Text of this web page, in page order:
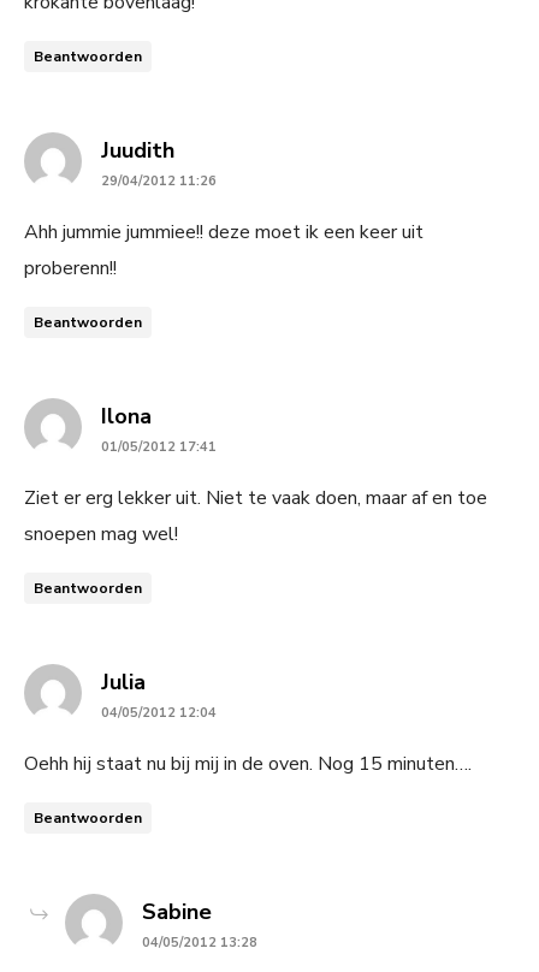
Beantwoorden
Juudithsays:
29/04/2012 11:26
Ahh jummie jummiee!! deze moet ik een keer uit
proberenn!!
Beantwoorden
Ilona
01/05/2012 17:41
Ziet er erg lekker uit. Niet te vaak doen, maar af en toe
snoepen mag wel!
Beantwoorden
Julia
04/05/2012 12:04
Oehh hij staat nu bij mij in de oven. Nog 15 minuten….
Beantwoorden
Sabinesays:
04/05/2012 13:28